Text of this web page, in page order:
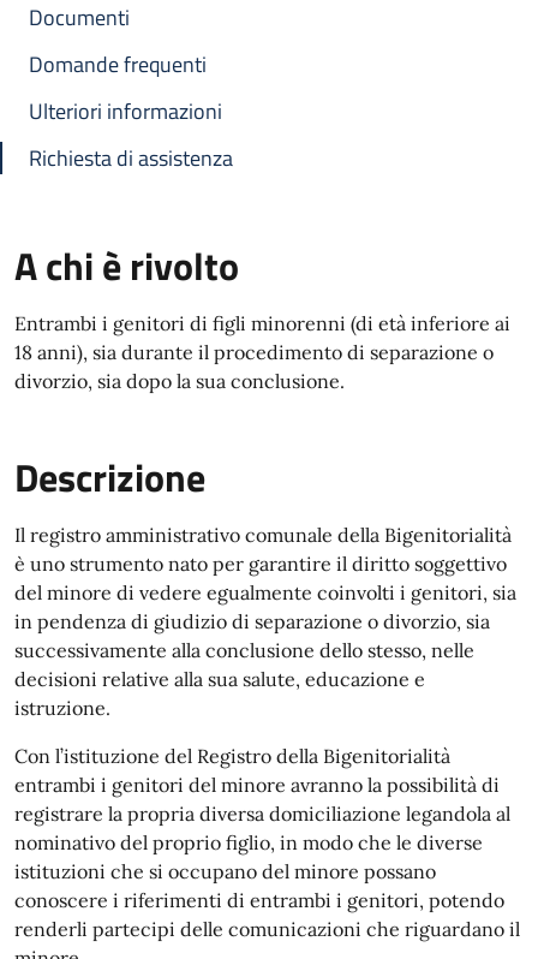
Documenti
Domande frequenti
Ulteriori informazioni
Richiesta di assistenza
A chi è rivolto
Entrambi i genitori di figli minorenni (di età inferiore ai
18 anni), sia durante il procedimento di separazione o
divorzio, sia dopo la sua conclusione.
Descrizione
Il registro amministrativo comunale della Bigenitorialità
è uno strumento nato per garantire il diritto soggettivo
del minore di vedere egualmente coinvolti i genitori, sia
in pendenza di giudizio di separazione o divorzio, sia
successivamente alla conclusione dello stesso, nelle
decisioni relative alla sua salute, educazione e
istruzione.
Con l’istituzione del Registro della Bigenitorialità
entrambi i genitori del minore avranno la possibilità di
registrare la propria diversa domiciliazione legandola al
nominativo del proprio figlio, in modo che le diverse
istituzioni che si occupano del minore possano
conoscere i riferimenti di entrambi i genitori, potendo
renderli partecipi delle comunicazioni che riguardano il